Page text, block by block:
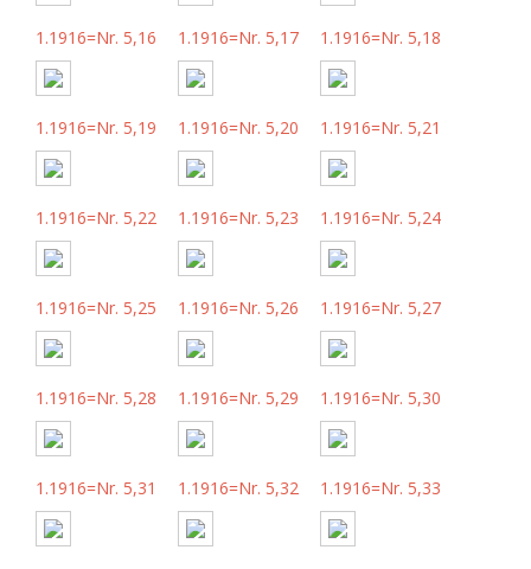
1.1916=Nr. 5,16 1.1916=Nr. 5,17 1.1916=Nr. 5,18
1.1916=Nr. 5,19 1.1916=Nr. 5,20 1.1916=Nr. 5,21
1.1916=Nr. 5,22 1.1916=Nr. 5,23 1.1916=Nr. 5,24
1.1916=Nr. 5,25 1.1916=Nr. 5,26 1.1916=Nr. 5,27
1.1916=Nr. 5,28 1.1916=Nr. 5,29 1.1916=Nr. 5,30
1.1916=Nr. 5,31 1.1916=Nr. 5,32 1.1916=Nr. 5,33